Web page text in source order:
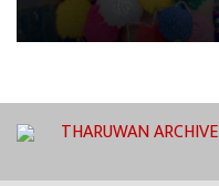
THARUWAN ARCHIVE